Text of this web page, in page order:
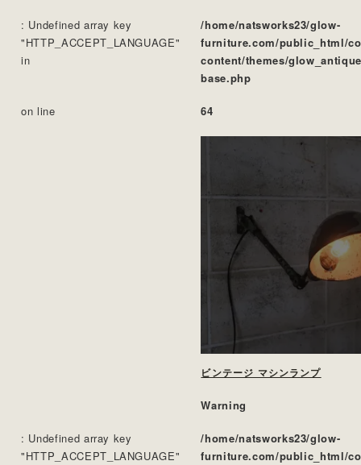
: Undefined array key
"HTTP_ACCEPT_LANGUAGE"
in
/home/natsworks23/glow-
furniture.com/public_html/
content/themes/
base.php
on line 64
ビンテージ マシンランプ
Warning
: Undefined array key
"HTTP_ACCEPT_LANGUAGE"
/home/natsworks23/glow-
furniture.com/public_html/